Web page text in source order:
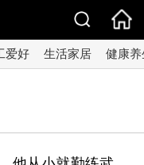
爱好 生活家居 健康养